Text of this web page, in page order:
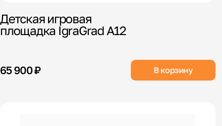
Детская игровая
площадка IgraGrad А12
65 900 ₽ В корзину